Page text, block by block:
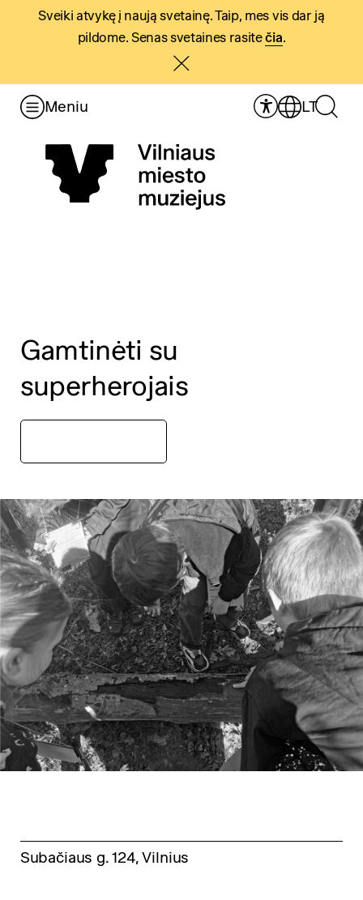
Sveiki atvykę į naują svetainę. Taip, mes vis dar ją
pildome. Senas svetaines rasitečia.
Meniu LT
Gamtinėti su
superherojais
Subačiaus g. 124, Vilnius